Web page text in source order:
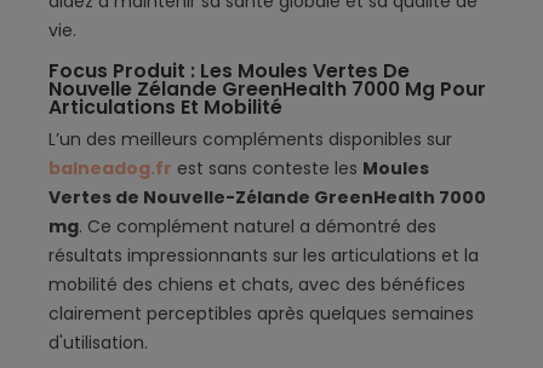
vie.
Focus Produit : Les Moules Vertes De
Nouvelle Zélande GreenHealth 7000 Mg Pour
Articulations Et Mobilité
L’un des meilleurs compléments disponibles sur
balneadog.fr est sans conteste les Moules
Vertes de Nouvelle-Zélande GreenHealth 7000
mg. Ce complément naturel a démontré des
résultats impressionnants sur les articulations et la
mobilité des chiens et chats, avec des bénéfices
clairement perceptibles après quelques semaines
d'utilisation.